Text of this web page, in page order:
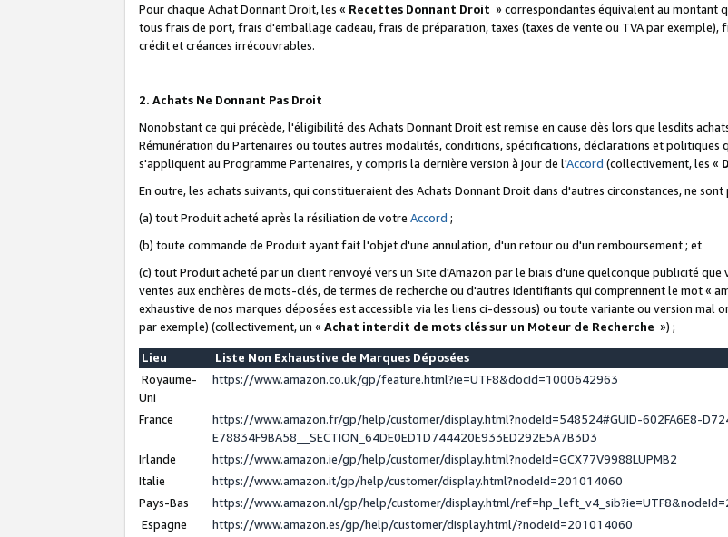
Pour chaque Achat Donnant Droit, les « Recettes Donnant Droit » correspondantes équivalent au montant
tous frais de port, frais d'emballage cadeau, frais de préparation, taxes (taxes de vente ou TVA par exemple),
crédit et créances irrécouvrables.
2. Achats Ne Donnant Pas Droit
Nonobstant ce qui précède, l'éligibilité des Achats Donnant Droit est remise en cause dès lors que lesdits
Rémunération du Partenaires ou toutes autres modalités, conditions, spécifications, déclarations et
s'appliquent au Programme Partenaires, y compris la dernière version à jour de l'Accord (collectivement, les «
En outre, les achats suivants, qui constitueraient des Achats Donnant Droit dans d'autres circonstances, ne
(a) tout Produit acheté après la résiliation de votre Accord ;
(b) toute commande de Produit ayant fait l'objet d'une annulation, d'un retour ou d'un remboursement ; et
(c) tout Produit acheté par un client renvoyé vers un Site d'Amazon par le biais d'une quelconque publicité
ventes aux enchères de mots-clés, de termes de recherche ou d'autres identifiants qui comprennent le mot «
exhaustive de nos marques déposées est accessible via les liens ci-dessous) ou toute variante ou version mal
par exemple) (collectivement, un « Achat interdit de mots clés sur un Moteur de Recherche ») ;
Lieu
Liste Non Exhaustive de Marques Déposées
Royaume-
Uni
https://www.amazon.co.uk/gp/feature.html?ie=UTF8&docId=1000642963
France
https://www.amazon.fr/gp/help/customer/display.html?nodeId=548524#GUID-602FA6E8-
E78834F9BA58__SECTION_64DE0ED1D744420E933ED292E5A7B3D3
Irlande
https://www.amazon.ie/gp/help/customer/display.html?nodeId=GCX77V9988LUPMB2
Italie
https://www.amazon.it/gp/help/customer/display.html?nodeId=201014060
Pays-Bas
https://www.amazon.nl/gp/help/customer/display.html/
Espagne
https://www.amazon.es/gp/help/customer/display.html/?nodeId=201014060